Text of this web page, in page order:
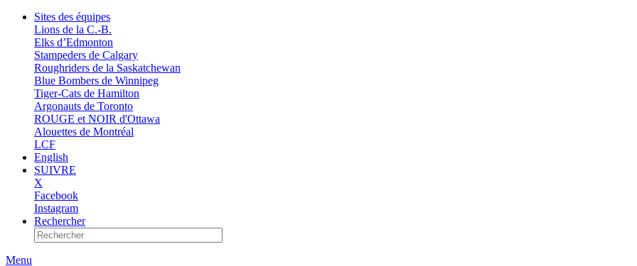
Sites des équipes
Lions de la C.-B.
Elks d’Edmonton
Stampeders de Calgary
Roughriders de la Saskatchewan
Blue Bombers de Winnipeg
Tiger-Cats de Hamilton
Argonauts de Toronto
ROUGE et NOIR d'Ottawa
Alouettes de Montréal
LCF
English
SUIVRE
X
Facebook
Instagram
Rechercher
Menu